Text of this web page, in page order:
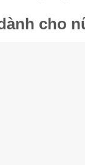
cho